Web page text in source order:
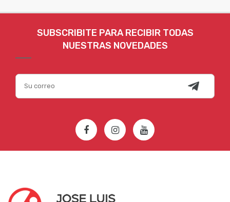
SUBSCRIBITE PARA RECIBIR TODAS
NUESTRAS NOVEDADES